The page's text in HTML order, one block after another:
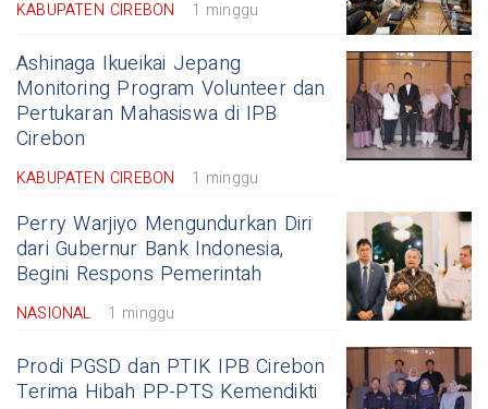
KABUPATEN CIREBON 1 minggu
Ashinaga Ikueikai Jepang
Monitoring Program Volunteer dan
Pertukaran Mahasiswa di IPB
Cirebon
KABUPATEN CIREBON 1 minggu
Perry Warjiyo Mengundurkan Diri
dari Gubernur Bank Indonesia,
Begini Respons Pemerintah
NASIONAL 1 minggu
Prodi PGSD dan PTIK IPB Cirebon
Terima Hibah PP-PTS Kemendikti